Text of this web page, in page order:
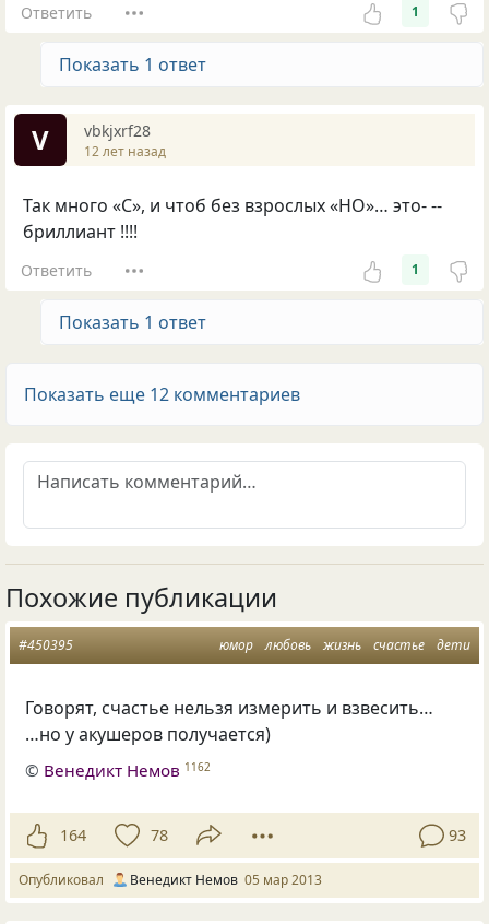
Ответить 1
Показать 1 ответ
V vbkjxrf28
12 лет назад
Так много «С», и чтоб без взрослых «НО»… это- --
бриллиант !!!!
Ответить 1
Показать 1 ответ
Показать еще 12 комментариев
Похожие публикации
юмор любовь жизнь счастье дети
#450395
Говорят, счастье нельзя измерить и взвесить…
…но у акушеров получается)
© Венедикт Немов 1162
164 78 93
Опубликовал Венедикт Немов 05 мар 2013